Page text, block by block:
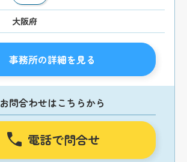
大阪府
事務所の詳細を見る
お問合わせはこちらから
電話で問合せ